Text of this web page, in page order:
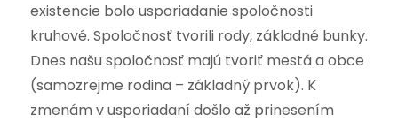
existencie bolo usporiadanie spoločnosti
kruhové. Spoločnosť tvorili rody, základné bunky.
Dnes našu spoločnosť majú tvoriť mestá a obce
(samozrejme rodina – základný prvok). K
zmenám v usporiadaní došlo až prinesením